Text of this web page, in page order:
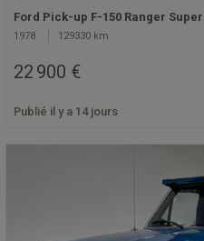
Ford Pick-up F-150 Ranger
1978 129330 km
22 900 €
Publié il y a 14 jours